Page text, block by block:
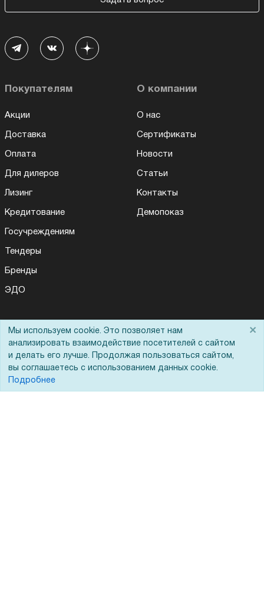
Покупателям
Акции
Доставка
Оплата
Для дилеров
Лизинг
Кредитование
Госучреждениям
Тендеры
Бренды
ЭДО
О компании
О нас
Сертификаты
Новости
Статьи
Контакты
Демопоказ
Помощь
Вопрос-ответ
Реквизиты
Мы используем cookie. Это позволяет нам
анализировать взаимодействие посетителей с сайтом
и делать его лучше. Продолжая пользоваться сайтом,
вы соглашаетесь с использованием данных cookie.
Подробнее
×
Для Вас доступно эксклюзивное приложение при
заказе этого товара
Получить скидку Не показывать